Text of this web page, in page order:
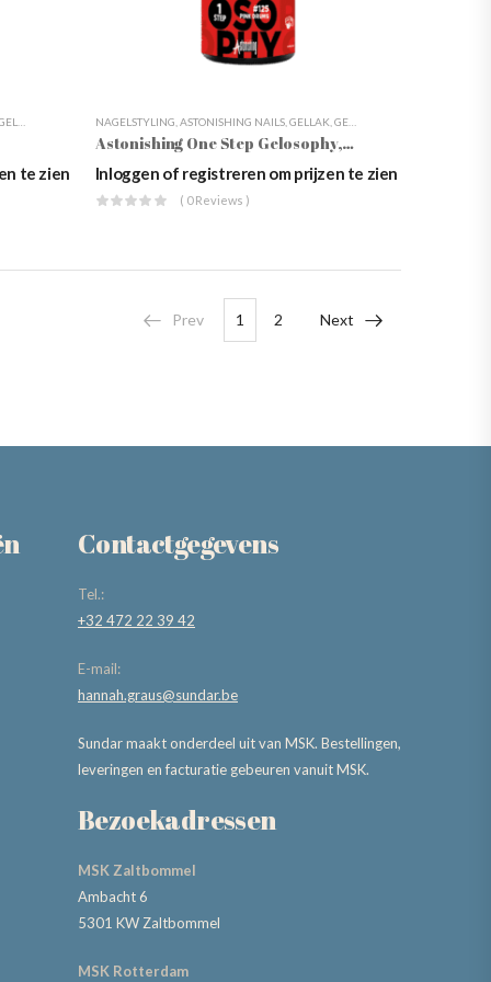
GELLAK KLEUREN,NAGELSTYLING,ONZE MERKEN, WEBSHOP
te zien
NAGELSTYLING ASTONISHING NAILS, GELLAK GELLAK KLEUREN
Astonishing One Step Gelosophy, 7ml
Inloggen of registreren om prijzen te zien
( 0 Reviews )
Prev 1 2 Next
Contactgegevens
Tel.:
+32 472 22 39 42
E-mail:
hannah.graus@sundar.be
Sundar maakt onderdeel uit van MSK. Bestellingen,
leveringen en facturatie gebeuren vanuit MSK.
Bezoekadressen
MSK Zaltbommel
Ambacht 6
5301 KW Zaltbommel
MSK Rotterdam